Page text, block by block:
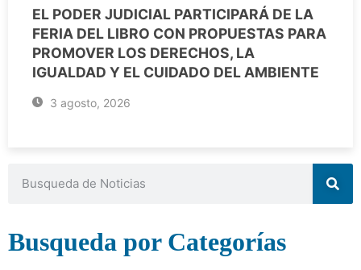
EL PODER JUDICIAL PARTICIPARÁ DE LA
FERIA DEL LIBRO CON PROPUESTAS PARA
PROMOVER LOS DERECHOS, LA
IGUALDAD Y EL CUIDADO DEL AMBIENTE
3 agosto, 2026
Busqueda por Categorías